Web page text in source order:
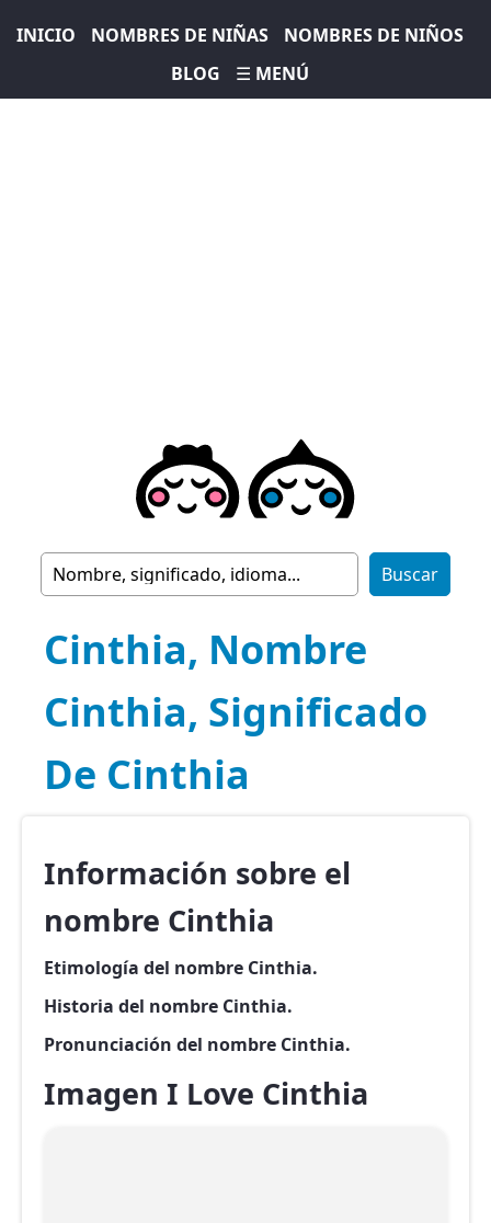
INICIO NOMBRES DE NIÑAS
NOMBRES DE NIÑOS
BLOG
☰ MENÚ
Cinthia, Nombre
Cinthia, Significado
De Cinthia
Información sobre el
nombre Cinthia
Etimología del nombre Cinthia.
Historia del nombre Cinthia.
Pronunciación del nombre Cinthia.
Imagen I Love Cinthia